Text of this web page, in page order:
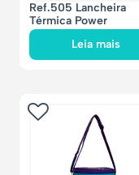
Ref.505 Lancheira
Térmica Power
Leia mais